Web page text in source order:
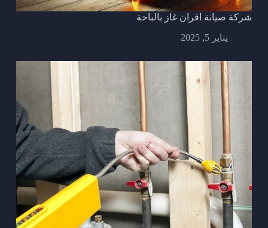
شركة صيانة افران غاز بالباحة
يناير 5, 2025